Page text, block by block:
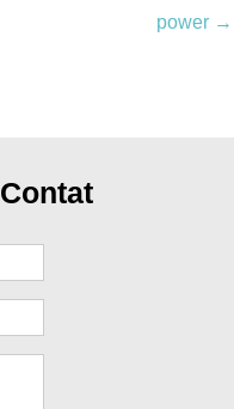
power →
Contat